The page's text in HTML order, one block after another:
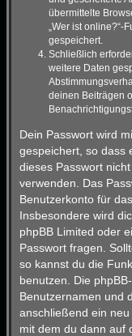
übermittelte
„Wer ist online?“-
gespeichert.
Schließlich
weitere Daten
deinen Beiträgen
Dein Passwort wird
gespeichert, so dass
dieses Passwort
verwenden. Das
Benutzerkonto für
Insbesondere wird
phpBB Limited oder
Passwort fragen.
so kannst du die
benutzen. Die
Benutzernamen und
anschließend ein neu
mit dem du dann auf